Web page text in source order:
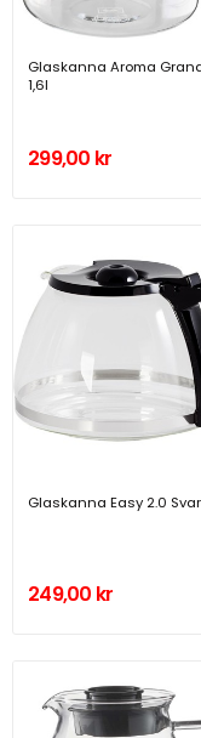
Glaskanna Aroma
1,6l
299,00 kr
Glaskanna Easy 2.0
249,00 kr